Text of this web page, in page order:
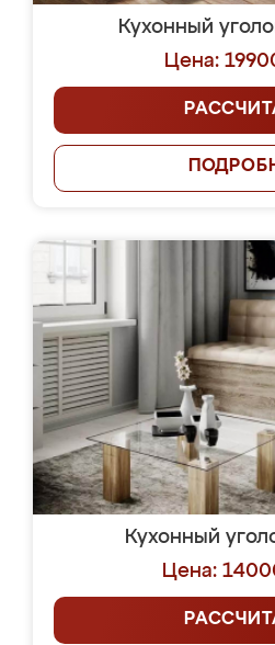
Кухонный
Цена:
Кухонный
Цена: